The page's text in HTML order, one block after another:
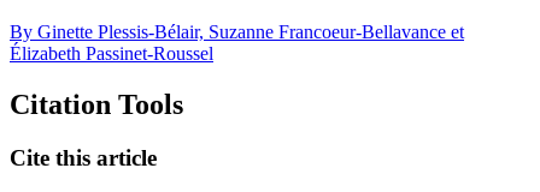
By Ginette Plessis-Bélair, Suzanne Francoeur-Bellavance et
Élizabeth Passinet-Roussel
Citation Tools
Cite this article